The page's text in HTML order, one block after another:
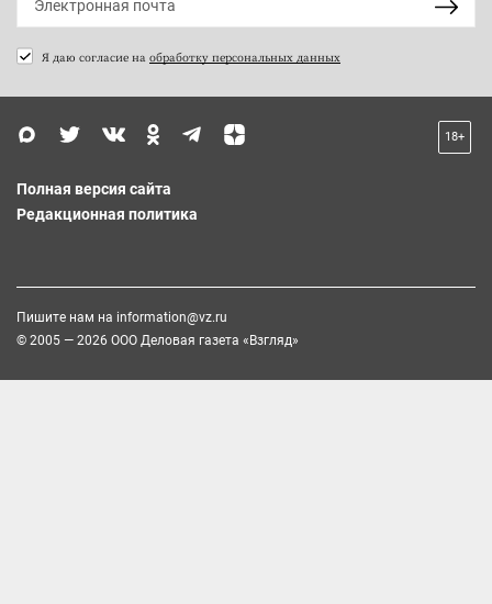
Я даю согласие на обработку персональных данных
18+
Полная версия сайта
Редакционная политика
Пишите нам на information@vz.ru
© 2005 — 2026 ООО Деловая газета «Взгляд»